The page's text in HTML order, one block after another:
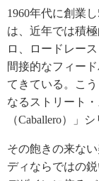
1960年代に創業
は、近年では積
ロ、ロードレー
間接的なフィー
てきている。こ
なるストリート
（Caballero）」シ
その飽きの来な
ディならではの